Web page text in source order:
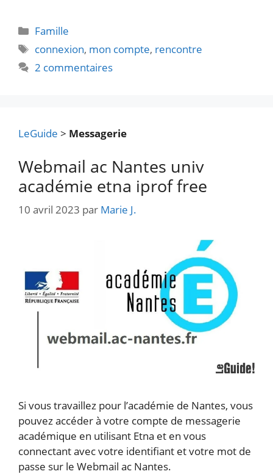
Catégories
Famille
Étiquettes
connexion, mon compte, rencontre
2 commentaires
LeGuide > Messagerie
Webmail ac Nantes univ
académie etna iprof free
10 avril 2023 par Marie J.
Si vous travaillez pour l’académie de Nantes, vous
pouvez accéder à votre compte de messagerie
académique en utilisant Etna et en vous
connectant avec votre identifiant et votre mot de
passe sur le Webmail ac Nantes.